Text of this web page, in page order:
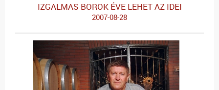
IZGALMAS BOROK ÉVE LEHET AZ IDEI
2007-08-28